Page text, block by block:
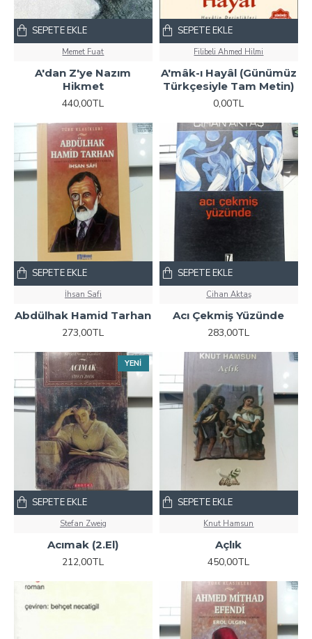
Memet Fuat
A'dan Z'ye Nazım
Hikmet
440,00TL
SEPETE EKLE
Filibeli Ahmed Hilmi
A'mâk-ı Hayâl (Günümüz
Türkçesiyle Tam Metin)
0,00TL
SEPETE EKLE
İhsan Safi
Abdülhak Hamid Tarhan
273,00TL
SEPETE EKLE
Cihan Aktaş
Acı Çekmiş Yüzünde
283,00TL
SEPETE EKLE
YENI
Stefan Zweig
Acımak (2.El)
212,00TL
SEPETE EKLE
Knut Hamsun
Açlık
450,00TL
SEPETE EKLE